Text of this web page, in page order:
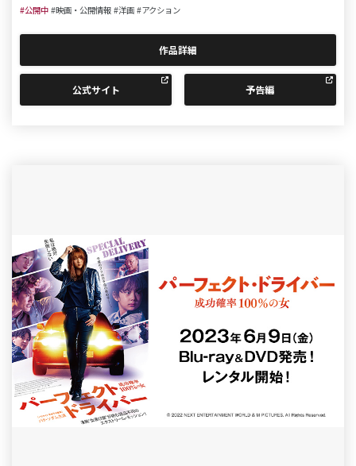
#公開中 #映画・公開情報 #洋画 #アクション
作品詳細
公式サイト 予告編